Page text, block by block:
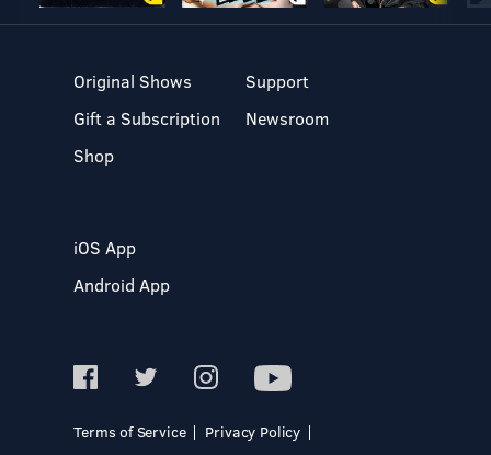
Original Shows
Gift a Subscription
Shop
Support
Newsroom
iOS App
Android App
Terms of Service
Privacy Policy